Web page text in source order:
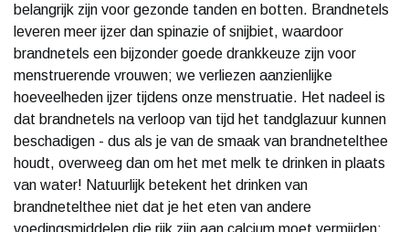
belangrijk zijn voor gezonde tanden en botten. Brandnetels
leveren meer ijzer dan spinazie of snijbiet, waardoor
brandnetels een bijzonder goede drankkeuze zijn voor
menstruerende vrouwen; we verliezen aanzienlijke
hoeveelheden ijzer tijdens onze menstruatie. Het nadeel is
dat brandnetels na verloop van tijd het tandglazuur kunnen
beschadigen - dus als je van de smaak van brandnetelthee
houdt, overweeg dan om het met melk te drinken in plaats
van water! Natuurlijk betekent het drinken van
brandnetelthee niet dat je het eten van andere
voedingsmiddelen die rijk zijn aan calcium moet vermijden;